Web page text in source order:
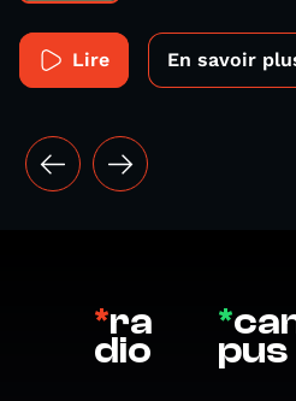
Lire En savoir
*ra
dio
*
pus